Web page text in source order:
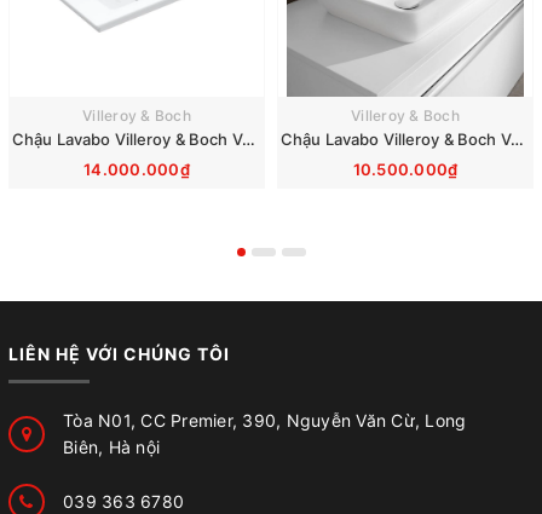
Villeroy & Boch
Chậu Lavabo Villeroy & Boch Venticello 41048L01
14.000.000₫
Villeroy & Boch
Chậu Lavabo Villeroy & Boch Venticello 411355R1
10.500.000₫
LIÊN HỆ VỚI CHÚNG TÔI
Tòa N01, CC Premier, 390, Nguyễn Văn Cừ, Long
Biên, Hà nội
039 363 6780